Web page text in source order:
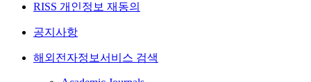
RISS 개인정보 재동의
공지사항
해외전자정보서비스 검색